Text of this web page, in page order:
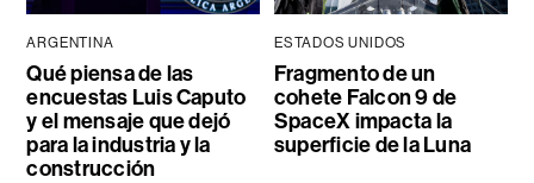
ARGENTINA
Qué piensa de las
encuestas Luis Caputo
y el mensaje que dejó
para la industria y la
construcción
ESTADOS UNIDOS
Fragmento de un
cohete Falcon 9 de
SpaceX impacta la
superficie de la Luna